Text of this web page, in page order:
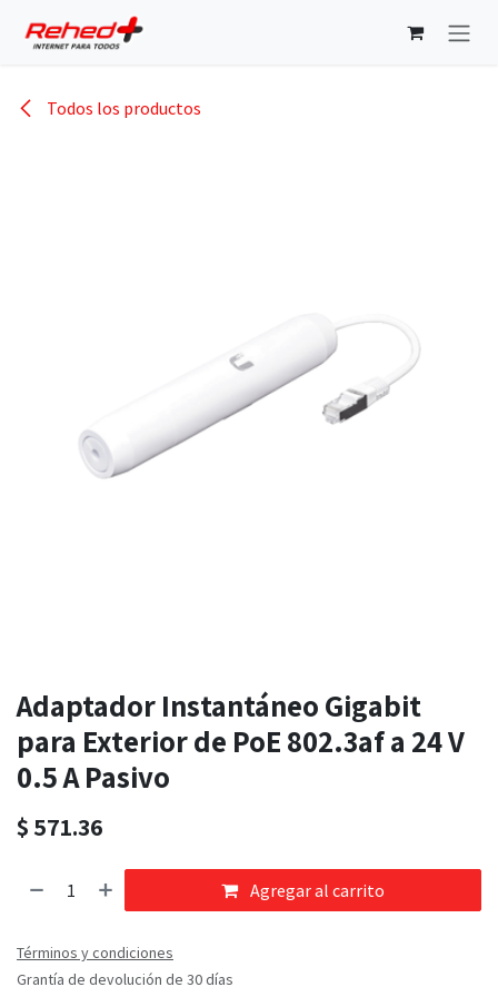
Todos los productos
Adaptador Instantáneo Gigabit
para Exterior de PoE 802.3af a 24 V
0.5 A Pasivo
$ 571.36
Agregar al carrito
Términos y condiciones
Grantía de devolución de 30 días